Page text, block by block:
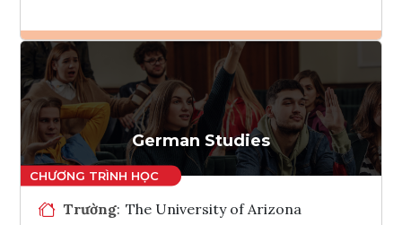
Ghi danh
Tham vấn Interlink
German Studies
Trường: The University of Arizona